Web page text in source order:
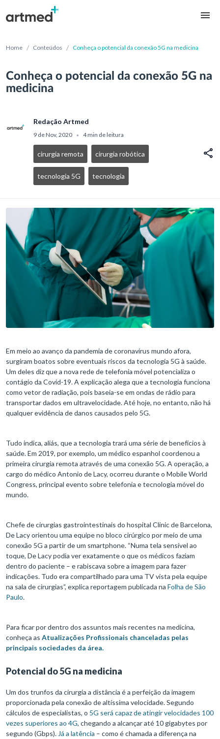
Home / Conteúdos / Conheça o potencial da conexão 5G na medicina
Conheça o potencial da conexão 5G na
medicina
Redação Artmed
9 de Nov, 2020 • 4 min de leitura
cirurgia remota cirurgia robótica
tecnologia 5G tecnologia
Em meio ao avanço da pandemia de coronavírus mundo afora,
surgiram boatos sobre eventuais riscos da tecnologia 5G à saúde.
Um deles diz que a nova rede de telefonia móvel potencializa o
contágio da Covid-19. A explicação alega que a tecnologia funciona
como vetor de radiação, pois baseia-se em ondas de rádio para
transportar dados em ultravelocidade. Até hoje, no entanto, não há
qualquer evidência de danos causados pelo 5G.
Tudo indica, aliás, que a tecnologia trará uma série de benefícios à
saúde. Em 2019, por exemplo, um médico espanhol coordenou a
primeira cirurgia remota através de uma conexão 5G. A operação, a
cargo do médico Antonio de Lacy, ocorreu durante o Mobile World
Congress, principal evento sobre telefonia e tecnologia móvel do
mundo.
Chefe de cirurgias gastrointestinais do hospital Clínic de Barcelona,
De Lacy orientou uma equipe no bloco cirúrgico por meio de uma
conexão 5G a partir de um smartphone. “Numa tela sensível ao
toque, De Lacy podia ver exatamente o que os médicos faziam
dentro do paciente – e rabiscava sobre a imagem para fazer
indicações. Tudo era compartilhado para uma TV vista pela equipe
na sala de cirurgias”, explica reportagem publicada na Folha de São
Paulo.
Para ficar por dentro dos assuntos mais recentes na medicina,
conheça as Atualizações Profissionais chanceladas pelas
principais sociedades da área.
Potencial do 5G na medicina
Um dos trunfos da cirurgia a distância é a perfeição da imagem
proporcionada pela conexão de altíssima velocidade. Segundo
cálculos de especialistas, o 5G será capaz de atingir velocidades 100
vezes superiores ao 4G, chegando a alcançar até 10 gigabytes por
segundo (Gbps). Já a latência – como é chamada a diferença na